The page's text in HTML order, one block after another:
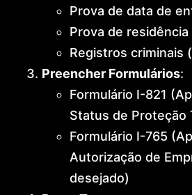
Prova de data de
Prova de
Registros criminais
Preencher Formulários:
Formulário I-821
Status de Proteção
Formulário I-765
Autorização de
desejado)